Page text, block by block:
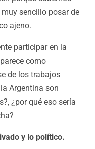
sencillo posar de
ajeno.
participar en la
como
de los trabajos
Argentina son
¿por qué eso sería
y lo político.